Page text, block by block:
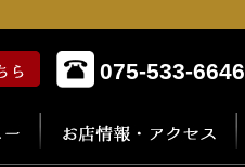
075-533-6646